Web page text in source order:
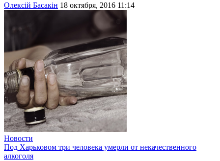
Олексій Басакін 18 октября, 2016 11:14
Новости
Под Харьковом три человека умерли от некачественного
алкоголя